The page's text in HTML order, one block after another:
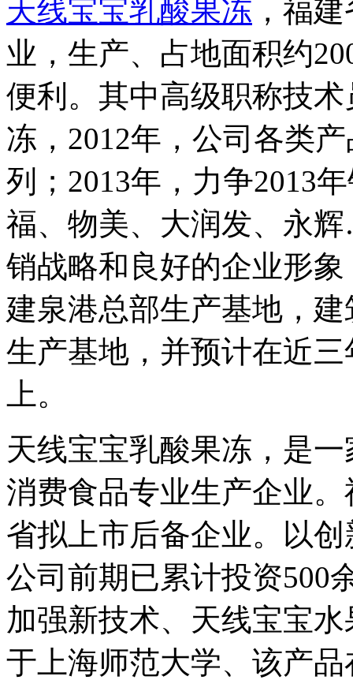
天线宝宝乳酸果冻 ，福
业，生产、占地面积约
便利。其中高级职称技
冻，2012年，公司各类
列；2013年，力争2013
福、物美、大润发、永
销战略和良好的企业形
建泉港总部生产基地，
生产基地，并预计在近
上。
天线宝宝乳酸果冻，是
消费食品专业生产企业
省拟上市后备企业。以
公司前期已累计投资500
加强新技术、天线宝宝
于上海师范大学、该产